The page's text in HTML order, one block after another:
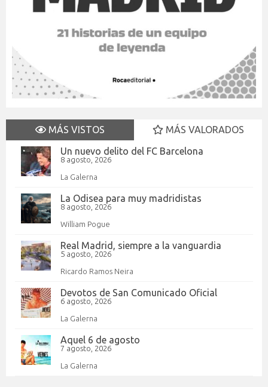
MÁS VISTOS
MÁS VALORADOS
Un nuevo delito del FC Barcelona
8 agosto, 2026
La Galerna
La Odisea para muy madridistas
8 agosto, 2026
William Pogue
Real Madrid, siempre a la vanguardia
5 agosto, 2026
Ricardo Ramos Neira
Devotos de San Comunicado Oficial
6 agosto, 2026
La Galerna
Aquel 6 de agosto
7 agosto, 2026
La Galerna